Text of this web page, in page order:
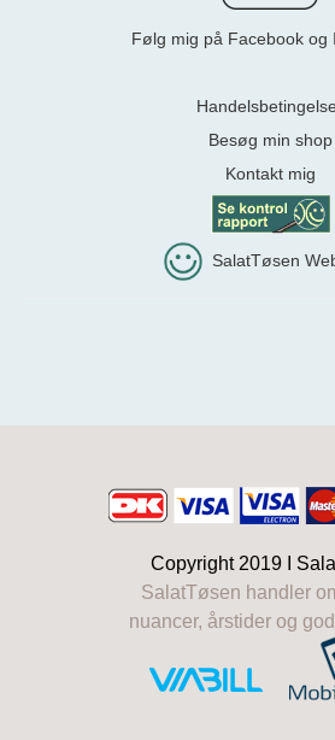
Følg mig på Facebook og
Besøg min shop
Kontakt mig
SalatTøsen
Copyright 2019 I
SalatTøsen handler
nuancer, årstider og